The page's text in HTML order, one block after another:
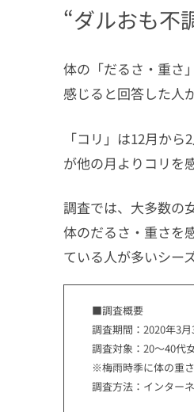
4.1 ニチバ
“ダルおも不
体の「だるさ・重さ
感じると回答した人
「コリ」は12月か
が他の月よりコリを
調査では、大多数の
体のだるさ・重さを
ている人が多いシー
■調査概要
調査期間：2020年3月
調査対象：20～40代
※梅雨時季に体の重
調査方法：インター